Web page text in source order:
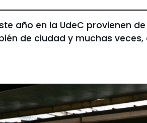
año en la UdeC provienen
de ciudad y muchas veces,